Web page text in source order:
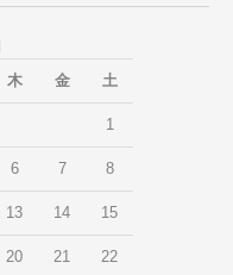
木 金 土
1
6 7 8
13 14 15
20 21 22